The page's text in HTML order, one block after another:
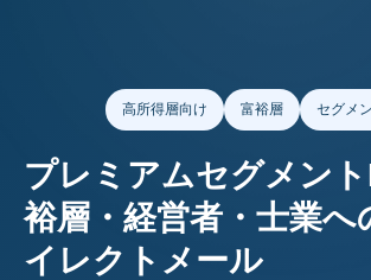
高所得層向け 富裕層 セグメ
プレミアムセグメン
裕層・経営者・士業へ
イレクトメール